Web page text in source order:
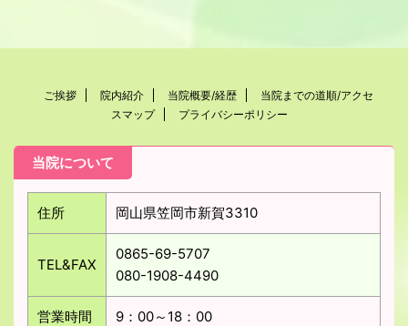
ご挨拶 院内紹介 当院概要/経歴
当院までの道順/アクセ
スマップ
プライバシーポリシー
当院について
住所 岡山県笠岡市新賀3310
TEL&FAX
0865-69-5707
080-1908-4490
営業時間 9：00～18：00